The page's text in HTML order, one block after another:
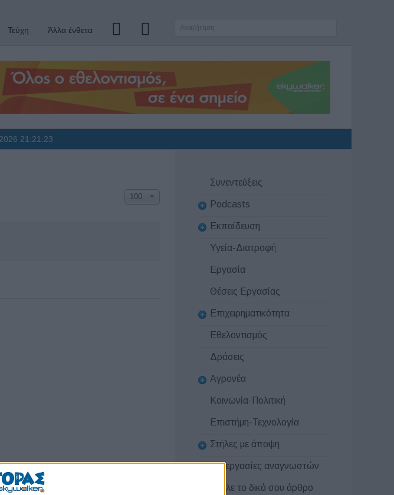
Τεύχη Άλλα ένθετα
21:21:23
100
Συνεντεύξεις
Podcasts
Εκπαίδευση
Υγεία-Διατροφή
Εργασία
Θέσεις Εργασίας
Επιχειρηματικότητα
Εθελοντισμός
Δράσεις
Αγρονέα
Κοινωνία-Πολιτική
Επιστήμη-Τεχνολογία
Στήλες με άποψη
Συνεργασίες αναγνωστών
Στείλε το δικό σου άρθρο